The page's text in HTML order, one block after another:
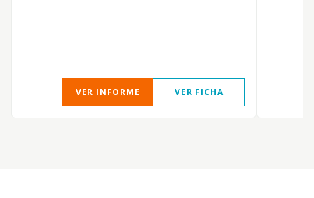
VER INFORME VER FICHA